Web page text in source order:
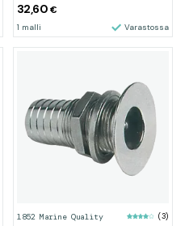
32,60 €
1 malli Varastossa
1852 Marine Quality (3)